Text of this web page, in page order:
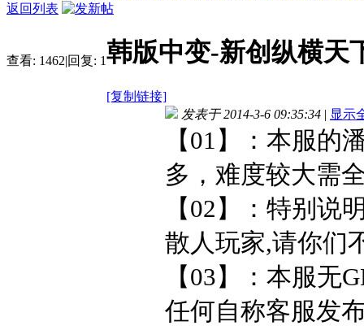
返回列表
查看: 1462|回复: 1韩版中变-新创纵横天
[复制链接]
发表于 2014-3-6 09:35:34 | 显示
【01】：本服的
多，难度较大需
【02】：特别说
散人玩家,请你们
【03】：本服无
任何自称客服发